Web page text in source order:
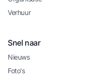
Verhuur
Snel naar
Nieuws
Foto's